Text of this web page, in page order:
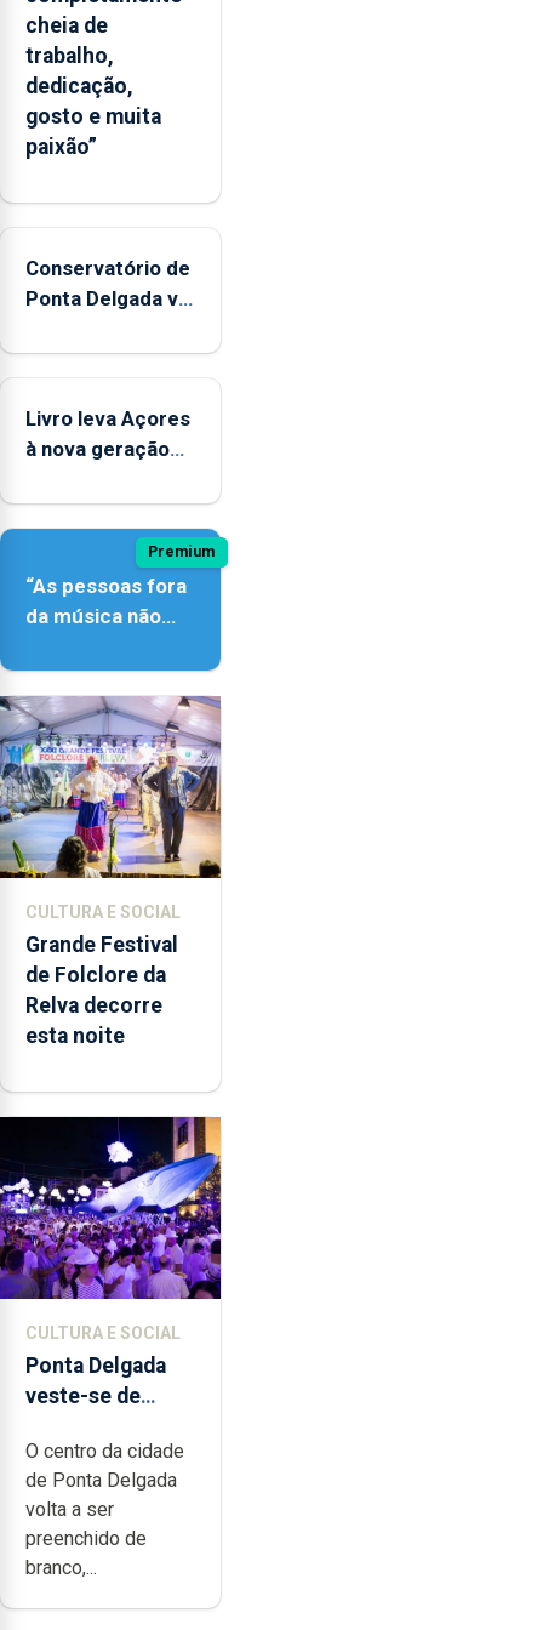
cheia de
trabalho,
dedicação,
gosto e muita
paixão”
Conservatório de
Ponta Delgada vai
novos
Livro leva Açores
à nova geração
Premium
“As pessoas fora
da música não
quão difícil é
produzir uma
música”
CULTURA E SOCIAL
Grande Festival
de Folclore da
Relva decorre
esta noite
CULTURA E SOCIAL
Ponta Delgada
veste-se de
O centro da cidade
de Ponta Delgada
volta a ser
preenchido de
branco,...